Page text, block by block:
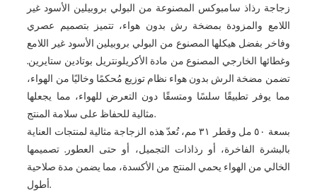
زجاجة رذاذ سامبوكس المصنوعة من البولي بروبيلين الأسود غير
اللامع والمزودة بمضخة رش بدون هواء، تتميز بتصميم عصري
وفاخر بفضل هيكلها المصنوع من البولي بروبيلين الأسود غير اللامع
وغطائها الخارجي المصنوع من مادة الأكريلونتريل بوتادين ستايرين.
تضمن مضخة الرش بدون هواء نظام توزيع مُحكمًا وخاليًا من الهواء،
مما يوفر تطبيقًا سلسًا ومتسقًا دون التعرض للهواء، مما يجعلها
مثالية للحفاظ على سلامة المنتج.
بسعة ٥٠ مل وقطر ٣١ مم، تُعدّ هذه الزجاجة مثالية لمنتجات العناية
بالبشرة الفاخرة، أو رذاذات التجميل، أو حتى العطور. تصميمها
الخالي من الهواء يحمي المنتج من الأكسدة، مما يضمن مدة صلاحية
أطول.